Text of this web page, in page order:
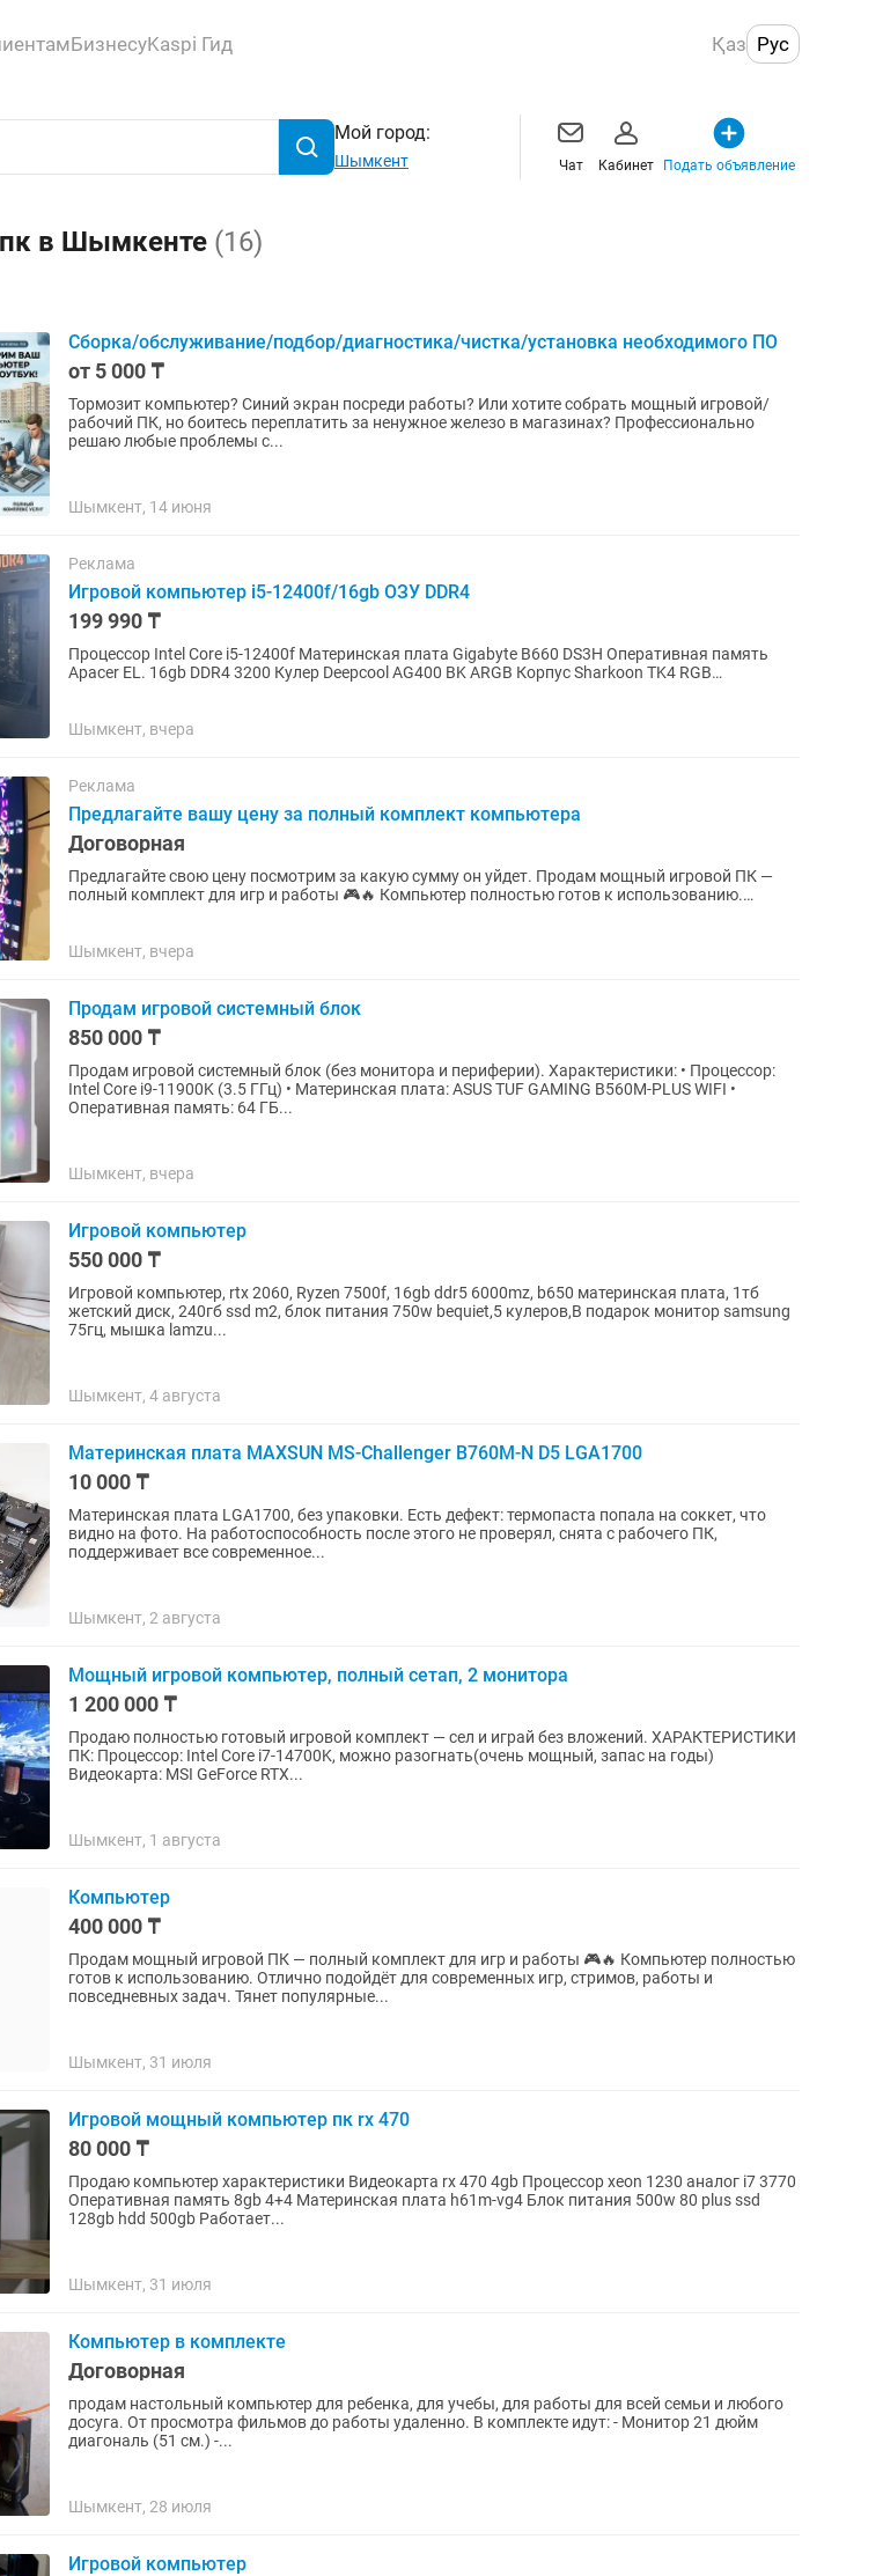
БизнесуKaspi Гид Қаз Рус
Мой город:
Шымкент Чат Кабинет Подать объявление
пк в Шымкенте (16)
Сборка/обслуживание/подбор/диагностика/чистка/установка необходимого ПО
от 5 000 ₸
Тормозит компьютер? Синий экран посреди работы? Или хотите собрать мощный игровой/
рабочий ПК, но боитесь переплатить за ненужное железо в магазинах? Профессионально
решаю любые проблемы с...
Шымкент, 14 июня
Реклама
Игровой компьютер i5-12400f/16gb ОЗУ DDR4
199 990 ₸
Процессор Intel Core i5-12400f Материнская плата Gigabyte B660 DS3H Оперативная память
Apacer EL. 16gb DDR4 3200 Кулер Deepcool AG400 BK ARGB Корпус Sharkoon TK4 RGB
Шымкент, вчера
Реклама
Предлагайте вашу цену за полный комплект компьютера
Договорная
Предлагайте свою цену посмотрим за какую сумму он уйдет. Продам мощный игровой ПК —
полный комплект для игр и работы 🎮🔥 Компьютер полностью готов к использованию.
Шымкент, вчера
Продам игровой системный блок
850 000 ₸
Продам игровой системный блок (без монитора и периферии). Характеристики: • Процессор:
Intel Core i9-11900K (3.5 ГГц) • Материнская плата: ASUS TUF GAMING B560M-PLUS WIFI •
Оперативная память: 64 ГБ...
Шымкент, вчера
Игровой компьютер
550 000 ₸
Игровой компьютер, rtx 2060, Ryzen 7500f, 16gb ddr5 6000mz, b650 материнская плата, 1тб
жетский диск, 240гб ssd m2, блок питания 750w bequiet,5 кулеров,В подарок монитор samsung
75гц, мышка lamzu...
Шымкент, 4 августа
Материнская плата MAXSUN MS-Challenger B760M-N D5 LGA1700
10 000 ₸
Материнская плата LGA1700, без упаковки. Есть дефект: термопаста попала на соккет, что
видно на фото. На работоспособность после этого не проверял, снята с рабочего ПК,
поддерживает все современное...
Шымкент, 2 августа
Мощный игровой компьютер, полный сетап, 2 монитора
1 200 000 ₸
Продаю полностью готовый игровой комплект — сел и играй без вложений. ХАРАКТЕРИСТИКИ
ПК: Процессор: Intel Core i7-14700K, можно разогнать(очень мощный, запас на годы)
Видеокарта: MSI GeForce RTX...
Шымкент, 1 августа
Компьютер
400 000 ₸
Продам мощный игровой ПК — полный комплект для игр и работы 🎮🔥 Компьютер полностью
готов к использованию. Отлично подойдёт для современных игр, стримов, работы и
повседневных задач. Тянет популярные...
Шымкент, 31 июля
Игровой мощный компьютер пк rx 470
80 000 ₸
Продаю компьютер характеристики Видеокарта rx 470 4gb Процессор xeon 1230 аналог i7 3770
Оперативная память 8gb 4+4 Материнская плата h61m-vg4 Блок питания 500w 80 plus ssd
128gb hdd 500gb Работает...
Шымкент, 31 июля
Компьютер в комплекте
Договорная
продам настольный компьютер для ребенка, для учебы, для работы для всей семьи и любого
досуга. От просмотра фильмов до работы удаленно. В комплекте идут: - Монитор 21 дюйм
диагональ (51 см.) -...
Шымкент, 28 июля
Игровой компьютер